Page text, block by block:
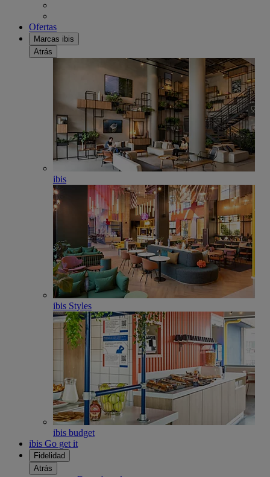
Ofertas
Marcas ibis
Atrás
ibis
ibis Styles
ibis budget
ibis Go get it
Fidelidad
Atrás